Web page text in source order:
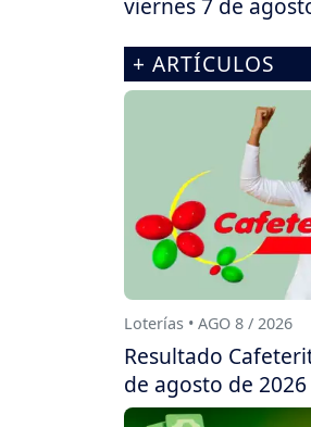
viernes 7 de
+ ARTÍCULOS
Loterías • AGO 8 / 2026
Resultado
de agosto de 2026